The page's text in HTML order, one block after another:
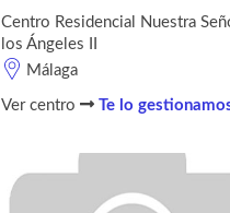
Centro Residencial Nuestra
los Ángeles II
Málaga
Ver centro Te lo